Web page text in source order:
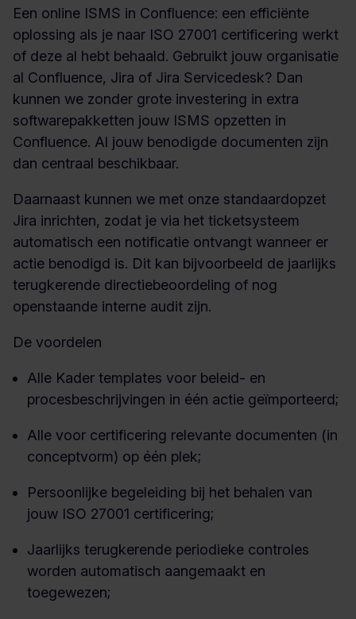
Een online ISMS in Confluence: een efficiënte
oplossing als je naar ISO 27001 certificering werkt
of deze al hebt behaald. Gebruikt jouw organisatie
al Confluence, Jira of Jira Servicedesk? Dan
kunnen we zonder grote investering in extra
softwarepakketten jouw ISMS opzetten in
Confluence. Al jouw benodigde documenten zijn
dan centraal beschikbaar.
Daarnaast kunnen we met onze standaardopzet
Jira inrichten, zodat je via het ticketsysteem
automatisch een notificatie ontvangt wanneer er
actie benodigd is. Dit kan bijvoorbeeld de jaarlijks
terugkerende directiebeoordeling of nog
openstaande interne audit zijn.
De voordelen
Alle Kader templates voor beleid- en
procesbeschrijvingen in één actie geïmporteerd;
Alle voor certificering relevante documenten (in
conceptvorm) op één plek;
Persoonlijke begeleiding bij het behalen van
jouw ISO 27001 certificering;
Jaarlijks terugkerende periodieke controles
worden automatisch aangemaakt en
toegewezen;